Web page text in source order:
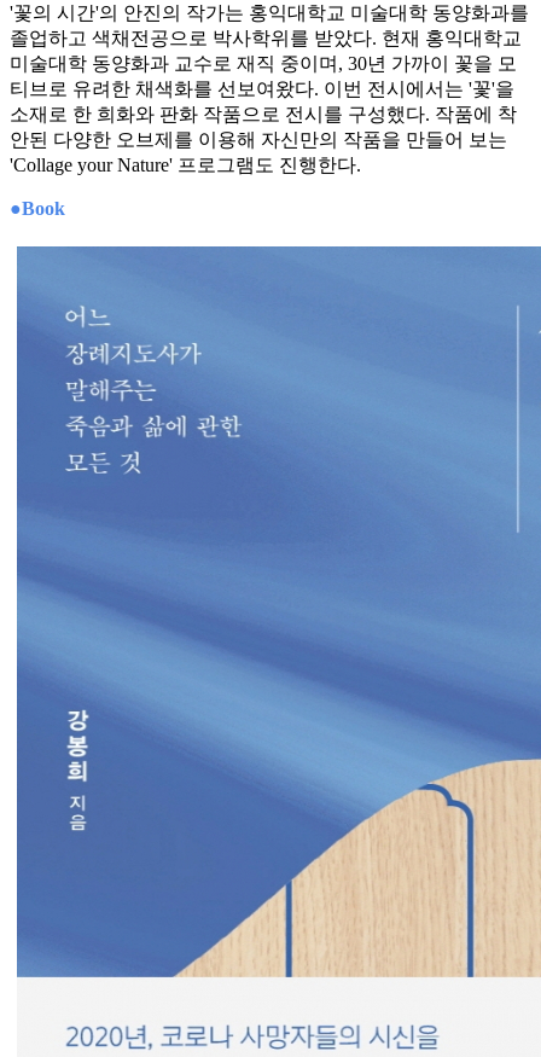
'꽃의 시간'의 안진의 작가는 홍익대학교 미술대학 동양화과를
졸업하고 색채전공으로 박사학위를 받았다. 현재 홍익대학교
미술대학 동양화과 교수로 재직 중이며, 30년 가까이 꽃을 모
티브로 유려한 채색화를 선보여왔다. 이번 전시에서는 '꽃'을
소재로 한 희화와 판화 작품으로 전시를 구성했다. 작품에 착
안된 다양한 오브제를 이용해 자신만의 작품을 만들어 보는
'Collage your Nature' 프로그램도 진행한다.
●Book